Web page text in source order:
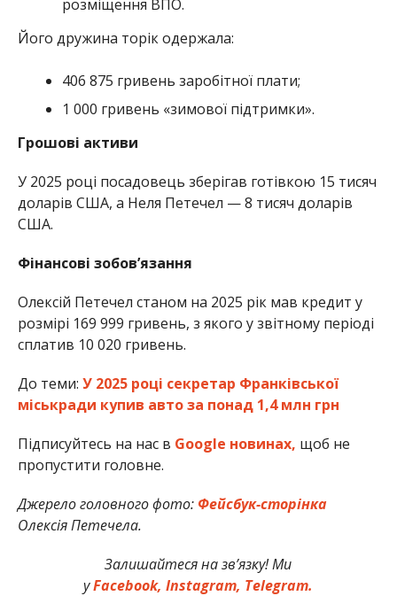
розміщення ВПО.
Його дружина торік одержала:
406 875 гривень заробітної плати;
1 000 гривень «зимової підтримки».
Грошові активи
У 2025 році посадовець зберігав готівкою 15 тисяч
доларів США, а Неля Петечел — 8 тисяч доларів
США.
Фінансові зобов’язання
Олексій Петечел станом на 2025 рік мав кредит у
розмірі 169 999 гривень, з якого у звітному періоді
сплатив 10 020 гривень.
До теми: У 2025 році секретар Франківської
міськради купив авто за понад 1,4 млн грн
Підписуйтесь на нас в Google новинах, щоб не
пропустити головне.
Джерело головного фото: Фейсбук-сторінка
Олексія Петечела.
Залишайтеся на зв’язку! Ми
уFacebook, Instagram, Telegram.